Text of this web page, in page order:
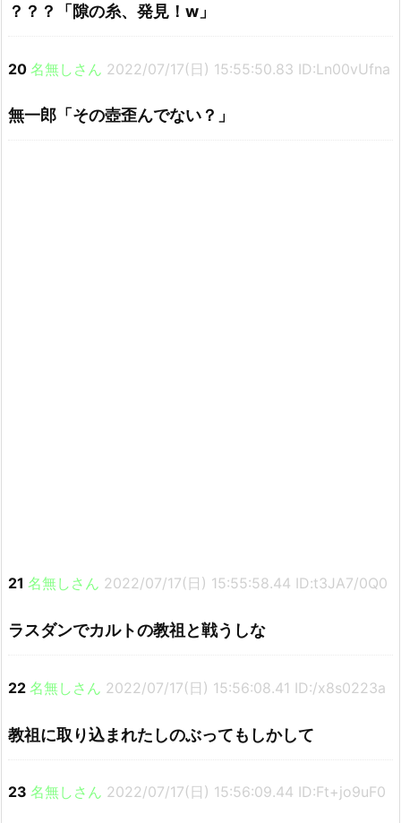
？？？「隙の糸、発見！w」
20 名無しさん 2022/07/17(日) 15:55:50.83 ID:Ln00vUfna
無一郎「その壺歪んでない？」
21 名無しさん 2022/07/17(日) 15:55:58.44 ID:t3JA7/0Q0
ラスダンでカルトの教祖と戦うしな
22 名無しさん 2022/07/17(日) 15:56:08.41 ID:/x8s0223a
教祖に取り込まれたしのぶってもしかして
23 名無しさん 2022/07/17(日) 15:56:09.44 ID:Ft+jo9uF0